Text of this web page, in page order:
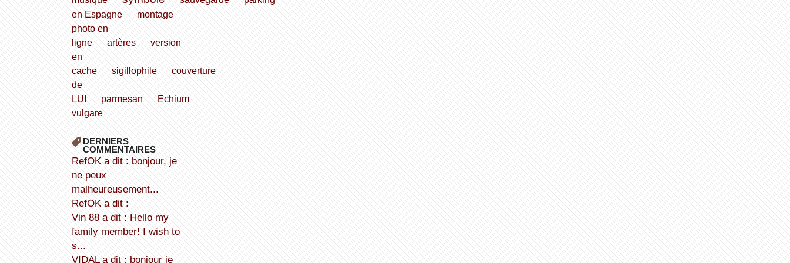
en Espagne
montage
photo en
ligne
artères
version
en
cache
sigillophile
couverture
de
LUI
parmesan
Echium
vulgare
DERNIERS
COMMENTAIRES
refOK a dit : bonjour, je
ne peux
malheureusement...
refOK a dit :
Vin 88 a dit : Hello my
family member! I wish to
s...
VIDAL a dit : bonjour je